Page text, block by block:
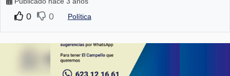
0 0 Política